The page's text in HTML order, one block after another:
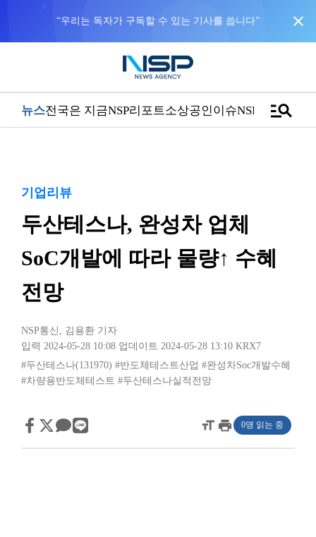
“우리는 독자가 구독할 수 있는 기사를 씁니다” close
뉴스전국은 지금NSP리포트소상공인이슈NSPTVmanage_search
기업리뷰
두산테스나, 완성차 업체
SoC개발에 따라 물량↑ 수혜
전망
NSP통신 , 김용환 기자
입력 2024-05-28 10:08 업데이트 2024-05-28 13:10 KRX7
#두산테스나(131970) #반도체테스트산업 #완성차Soc개발수혜
#차량용반도체테스트 #두산테스나실적전망
format_sizeprint 0명 읽는 중